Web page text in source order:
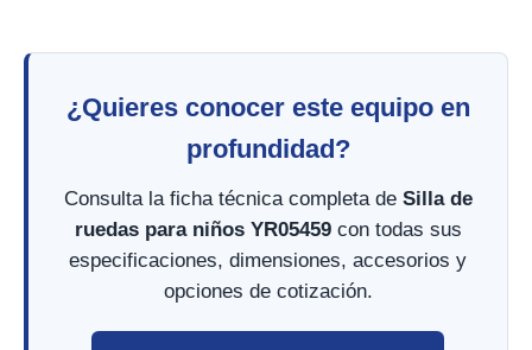
¿Quieres conocer este equipo en
profundidad?
Consulta la ficha técnica completa de Silla de
ruedas para niños YR05459con todas sus
especificaciones, dimensiones, accesorios y
opciones de cotización.